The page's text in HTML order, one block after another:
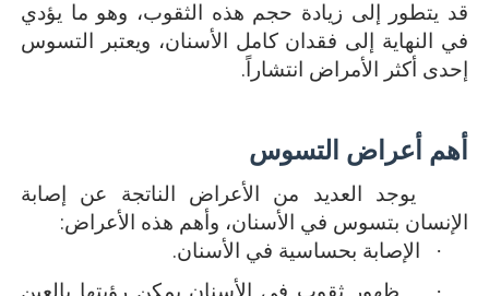
قد يتطور إلى زيادة حجم هذه الثقوب، وهو ما يؤدي
في النهاية إلى فقدان كامل الأسنان، ويعتبر التسوس
إحدى أكثر الأمراض انتشاراً.
أهم أعراض التسوس
يوجد العديد من الأعراض الناتجة عن إصابة
الإنسان بتسوس في الأسنان، وأهم هذه الأعراض:
· الإصابة بحساسية في الأسنان.
·